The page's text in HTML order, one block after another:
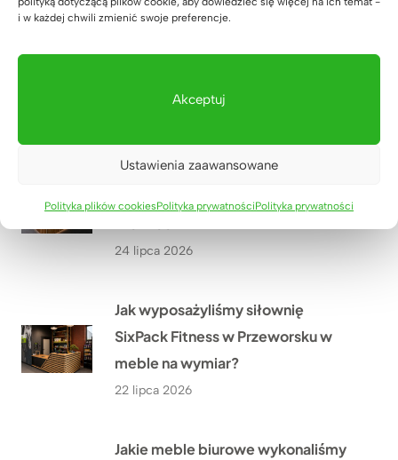
i w każdej chwili zmienić swoje preferencje.
Akceptuj
Ustawienia zaawansowane
Polityka plików cookiesPolityka prywatnościPolityka prywatności
Jak stworzyliśmy szafę biurową z
dla biura nieruchomości w
Lada recepcyjna z podświetleniem
LED dla firmy HÖLSCHER z
24 lipca 2026
Jak wyposażyliśmy siłownię
SixPack Fitness w Przeworsku w
meble na wymiar?
22 lipca 2026
Jakie meble biurowe wykonaliśmy